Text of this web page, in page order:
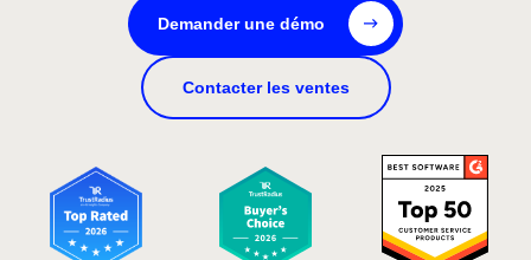
Demander une démo
Contacter les ventes